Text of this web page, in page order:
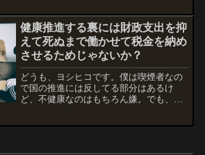
から諦めてしまってる人は多いような気
がします。どうでしょう？...
健康推進する裏には財政支出を抑
えて死ぬまで働かせて税金を納め
させるためじゃないか？
どうも、ヨシヒコです。僕は喫煙者なの
で国の推進には反してる部分はあるけ
ど、不健康なのはもちろん嫌。でも、酒